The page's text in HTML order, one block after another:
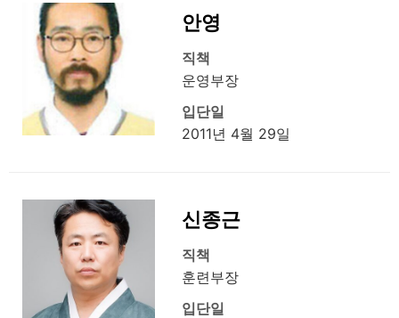
안영
직책
운영부장
입단일
2011년 4월 29일
신종근
직책
훈련부장
입단일